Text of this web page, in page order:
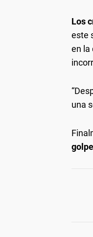
Los
este
en la
una